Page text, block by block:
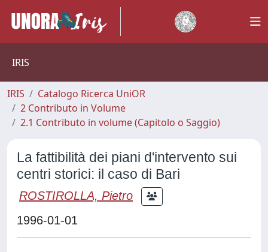
IRIS
IRIS
Catalogo Ricerca UniOR
2 Contributo in Volume
2.1 Contributo in volume (Capitolo o Saggio)
La fattibilità dei piani d'intervento sui
centri storici: il caso di Bari
ROSTIROLLA, Pietro
1996-01-01